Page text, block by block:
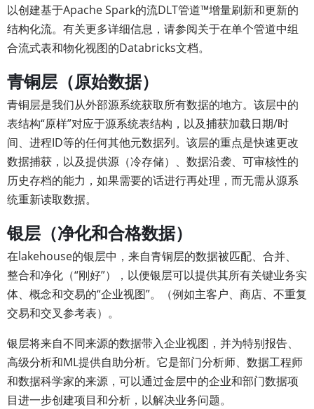
以创建基于Apache Spark的流DLT管道™️增量刷新和更新的
结构化流。有关更多详细信息，请参阅关于在单个管道中组
合流式表和物化视图的Databricks文档。
青铜层（原始数据）
青铜层是我们从外部源系统获取所有数据的地方。该层中的
表结构“原样”对应于源系统表结构，以及捕获加载日期/时
间、进程ID等的任何其他元数据列。该层的重点是快速更改
数据捕获，以及提供源（冷存储）、数据沿袭、可审核性的
历史存档的能力，如果需要的话进行再处理，而无需从源系
统重新读取数据。
银层（净化和合格数据）
在lakehouse的银层中，来自青铜层的数据被匹配、合并、
整合和净化（“刚好”），以便银层可以提供其所有关键业务实
体、概念和交易的“企业视图”。（例如主客户、商店、不重复
交易和交叉参考表）。
银层将来自不同来源的数据带入企业视图，并为特别报告、
高级分析和ML提供自助分析。它是部门分析师、数据工程师
和数据科学家的来源，可以通过金层中的企业和部门数据项
目进一步创建项目和分析，以解决业务问题。